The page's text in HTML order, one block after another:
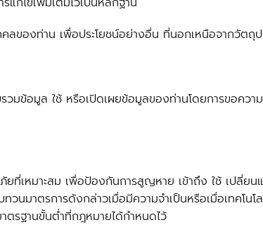
ลของท่าน เพื่อประโยชน์อย่างอื่น ที่นอกเหนือจากวัตถุ
วมข้อมูล ใช้ หรือเปิดเผยข้อมูลของท่านโดยการขอคว
ที่เหมาะสม เพื่อป้องกันการสูญหาย เข้าถึง ใช้ เปลี่ย
วนมาตรการดังกล่าวเมื่อมีความจำเป็นหรือเมื่อเทคโน
ตรฐานขั้นต่ำที่กฎหมายได้กำหนดไว้